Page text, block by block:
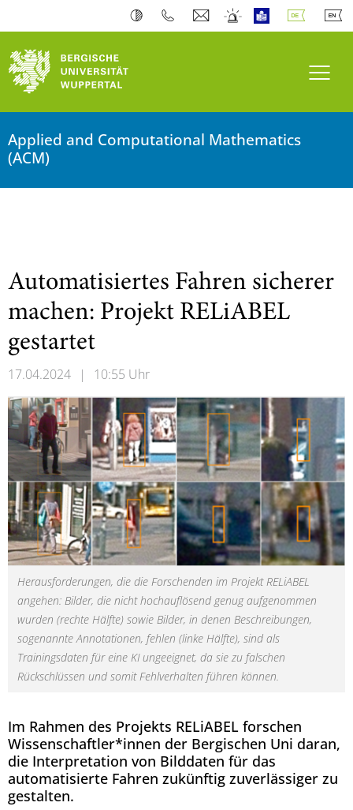
Applied and Computational Mathematics
(ACM)
‎ ‎
Automatisiertes Fahren sicherer
machen: Projekt RELiABEL
gestartet
17.04.2024 | 10:55 Uhr
Herausforderungen, die die Forschenden im Projekt RELiABEL
angehen: Bilder, die nicht hochauflösend genug aufgenommen
wurden (rechte Hälfte) sowie Bilder, in denen Beschreibungen,
sogenannte Annotationen, fehlen (linke Hälfte), sind als
Trainingsdaten für eine KI ungeeignet, da sie zu falschen
Rückschlüssen und somit Fehlverhalten führen können.
Im Rahmen des Projekts RELiABEL forschen
Wissenschaftler*innen der Bergischen Uni daran,
die Interpretation von Bilddaten für das
automatisierte Fahren zukünftig zuverlässiger zu
gestalten.